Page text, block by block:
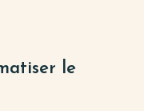
le